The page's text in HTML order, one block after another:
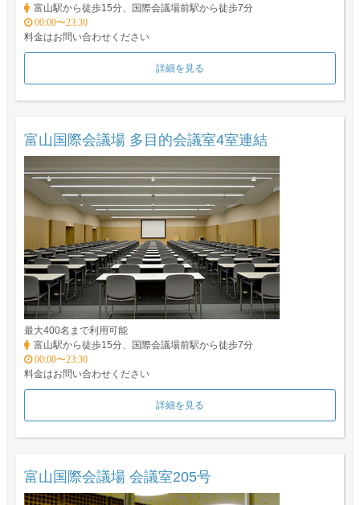
富山駅から徒歩15分、国際会議場前駅から徒歩7分
00:00〜23:30
料金はお問い合わせください
詳細を見る
富山国際会議場 多目的会議室4室連結
最大400名まで利用可能
富山駅から徒歩15分、国際会議場前駅から徒歩7分
00:00〜23:30
料金はお問い合わせください
詳細を見る
富山国際会議場 会議室205号